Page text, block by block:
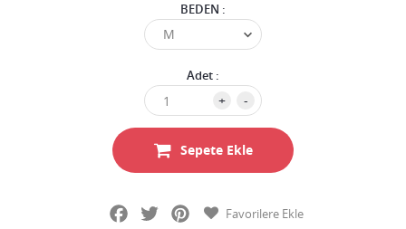
BEDEN :
Adet :
+ -
Sepete Ekle
FacebookTwitterPinterestFavorilere Ekle